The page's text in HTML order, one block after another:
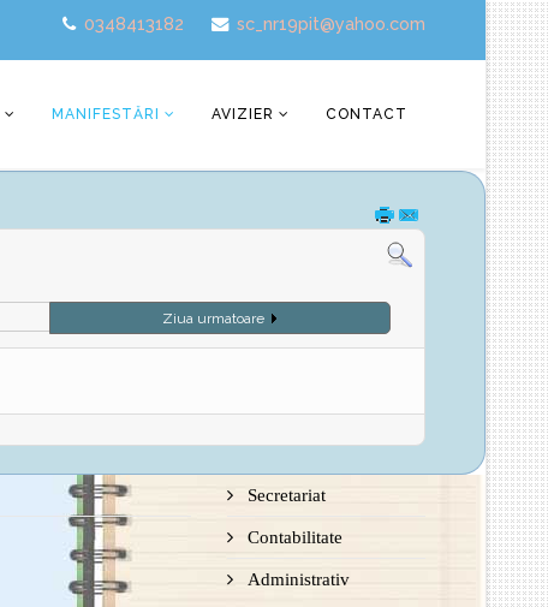
0348413182 sc_nr19pit@yahoo.com
MANIFESTĂRI AVIZIER CONTACT
Ziua urmatoare
Secretariat
Contabilitate
Administrativ